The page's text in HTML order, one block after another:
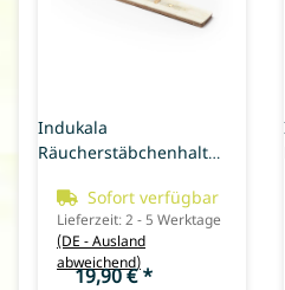
Indukala
Räucherstäbchenhalter
Sofort verfügbar
Lieferzeit:2 - 5 Werktage
(DE - Ausland
abweichend)
19,90 €*